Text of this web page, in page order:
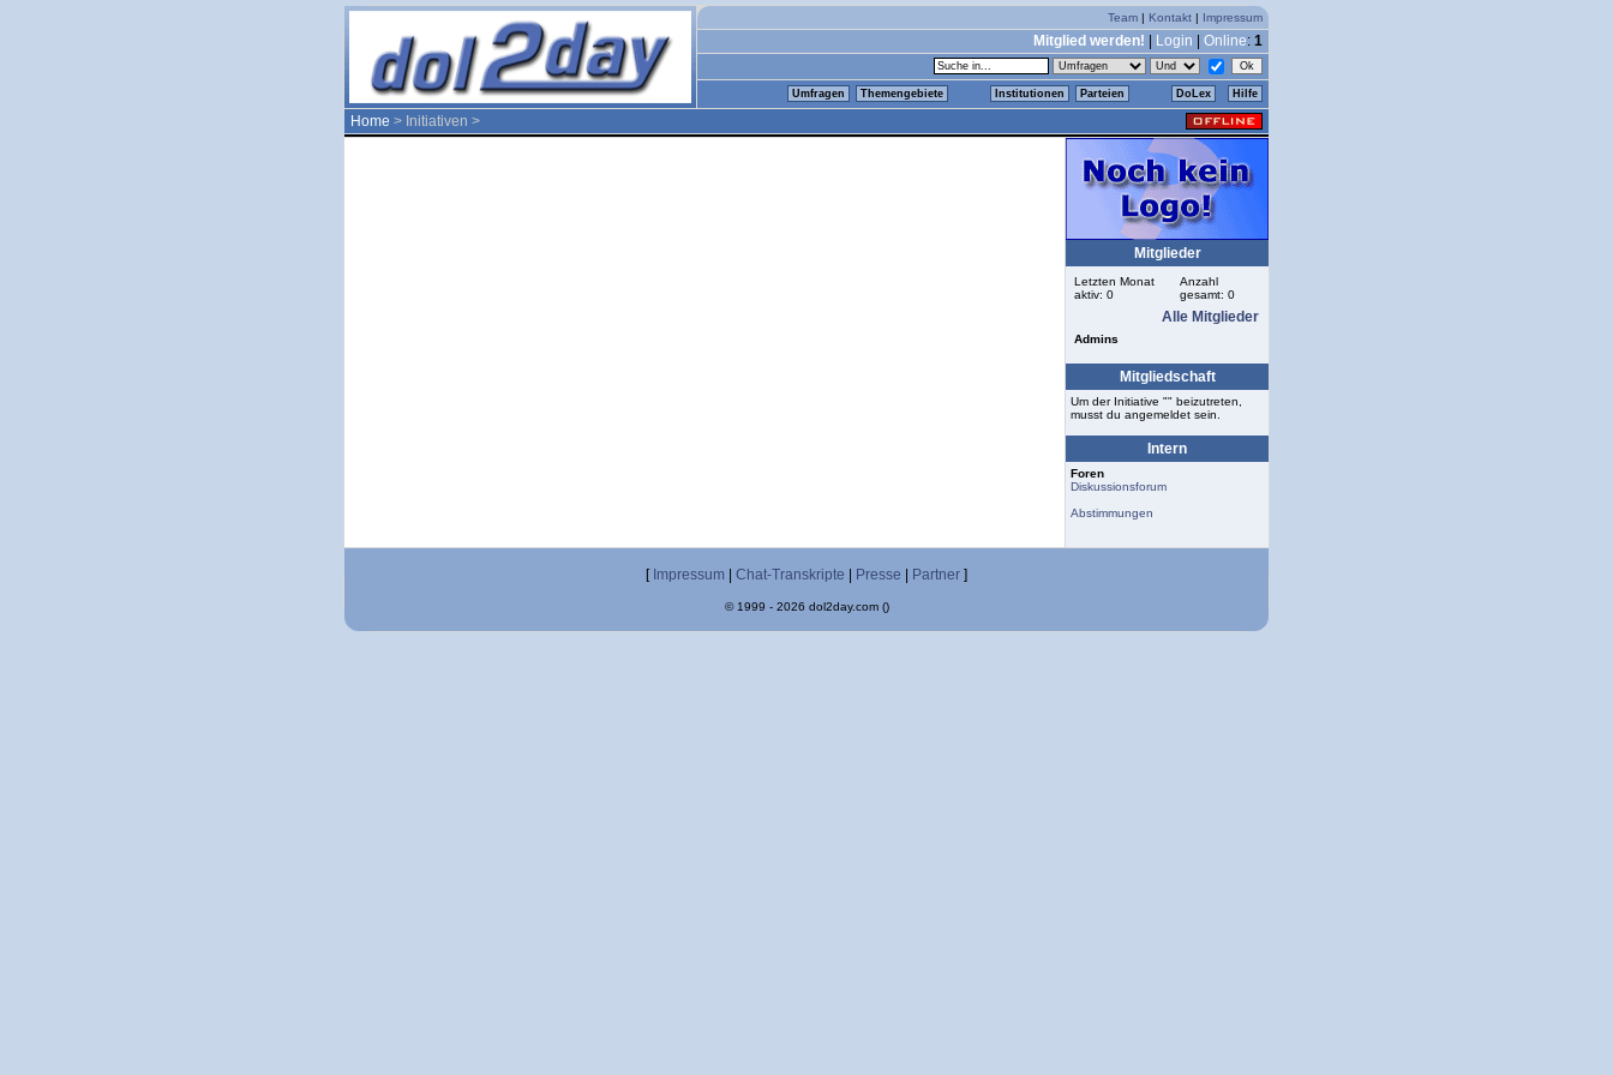
Team | Kontakt | Impressum
Mitglied werden! Login Online: 1
Umfragen Themengebiete Institutionen Parteien DoLex Hilfe
Home > Initiativen >
Mitglieder
Letzten Monat
aktiv: 0
Anzahl
gesamt: 0
Alle Mitglieder
Admins
Mitgliedschaft
Um der Initiative "" beizutreten,
musst du angemeldet sein.
Intern
Foren
Diskussionsforum
Abstimmungen
[ Impressum Chat-Transkripte Presse Partner ]
© 1999 - 2026 dol2day.com ()